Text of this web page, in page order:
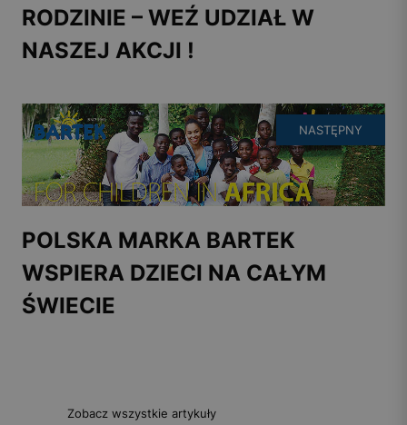
RODZINIE – WEŹ UDZIAŁ W
NASZEJ AKCJI !
NASTĘPNY
POLSKA MARKA BARTEK
WSPIERA DZIECI NA CAŁYM
ŚWIECIE
Zobacz wszystkie artykuły